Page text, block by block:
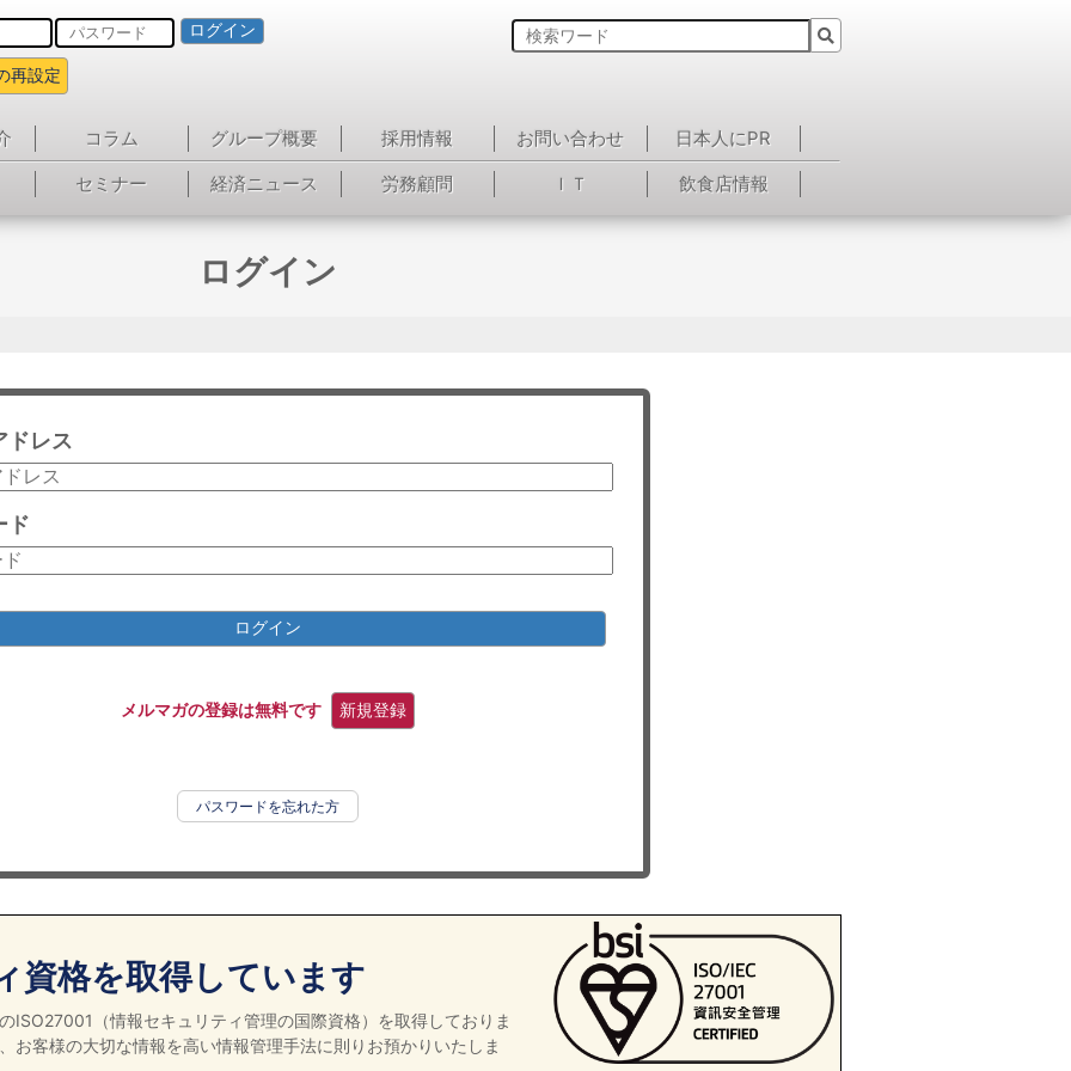
ログイン
再設定
コラム グループ概要 採用情報 お問い合わせ
日本人にPR
セミナー
経済ニュース 労務顧問 ＩＴ 飲食店情報
ログイン
ドレス
ド
ログイン
メルマガの登録は無料です 新規登録
パスワードを忘れた方
資格を取得しています
ISO27001（情報セキュリティ管理の国際資格）を取得しておりま
お客様の大切な情報を高い情報管理手法に則りお預かりいたしま